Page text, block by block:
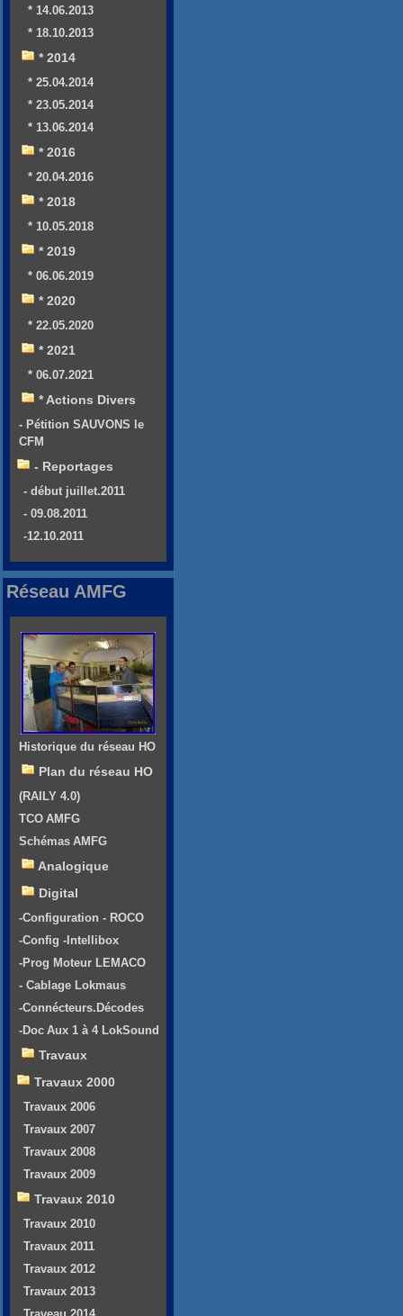
* 14.06.2013
* 18.10.2013
* 2014
* 25.04.2014
* 23.05.2014
* 13.06.2014
* 2016
* 20.04.2016
* 2018
* 10.05.2018
* 2019
* 06.06.2019
* 2020
* 22.05.2020
* 2021
* 06.07.2021
* Actions Divers
- Pétition SAUVONS le
CFM
- Reportages
- début juillet.2011
- 09.08.2011
-12.10.2011
Réseau AMFG
Historique du réseau HO
Plan du réseau HO
(RAILY 4.0)
TCO AMFG
Schémas AMFG
Analogique
Digital
-Configuration - ROCO
-Config -Intellibox
-Prog Moteur LEMACO
- Cablage Lokmaus
-Connécteurs.Décodes
-Doc Aux 1 à 4 LokSound
Travaux
Travaux 2000
Travaux 2006
Travaux 2007
Travaux 2008
Travaux 2009
Travaux 2010
Travaux 2010
Travaux 2011
Travaux 2012
Travaux 2013